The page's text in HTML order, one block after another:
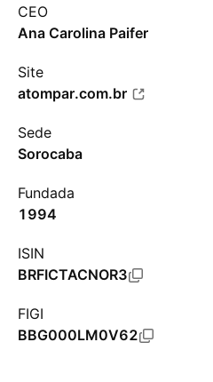
CEO
Ana Carolina Paifer
Site
atompar.com.br
Sede
Sorocaba
Fundada
1994
ISIN
BRFICTACNOR3
FIGI
BBG000LM0V62